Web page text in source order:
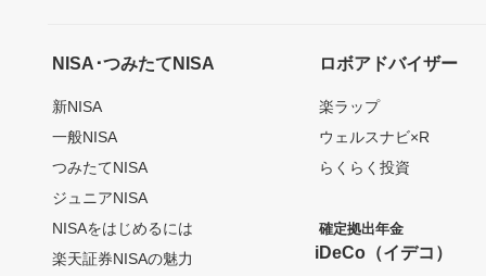
NISA･つみたてNISA
新NISA
一般NISA
つみたてNISA
ジュニアNISA
NISAをはじめるには
楽天証券NISAの魅力
ロボアドバイザー
楽ラップ
ウェルスナビ×R
らくらく投資
確定拠出年金
iDeCo（イデコ）